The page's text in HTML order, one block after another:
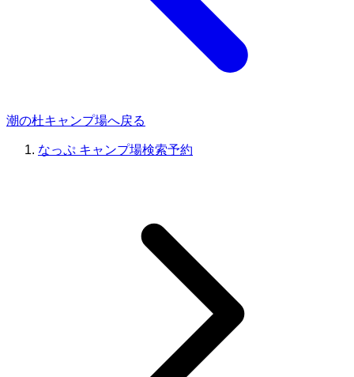
潮の杜キャンプ場へ戻る
なっぷ キャンプ場検索予約